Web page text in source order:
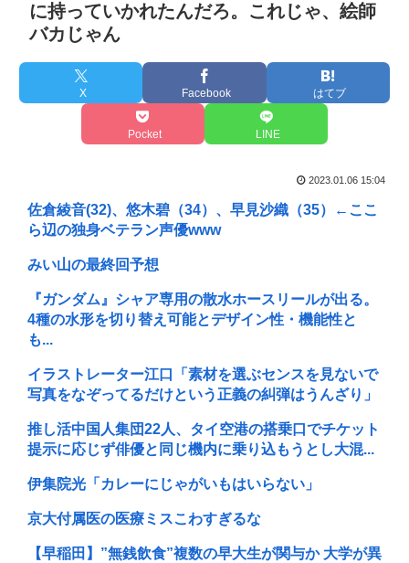
に持っていかれたんだろ。これじゃ、絵師
バカじゃん
X Facebook はてブ
Pocket LINE
2023.01.06 15:04
佐倉綾音(32)、悠木碧（34）、早見沙織（35）←ここ
ら辺の独身ベテラン声優www
みい山の最終回予想
『ガンダム』シャア専用の散水ホースリールが出る。
4種の水形を切り替え可能とデザイン性・機能性と
も...
イラストレーター江口「素材を選ぶセンスを見ないで
写真をなぞってるだけという正義の糾弾はうんざり」
推し活中国人集団22人、タイ空港の搭乗口でチケット
提示に応じず俳優と同じ機内に乗り込もうとし大混...
伊集院光「カレーにじゃがいもはいらない」
京大付属医の医療ミスこわすぎるな
【早稲田】”無銭飲食”複数の早大生が関与か 大学が異